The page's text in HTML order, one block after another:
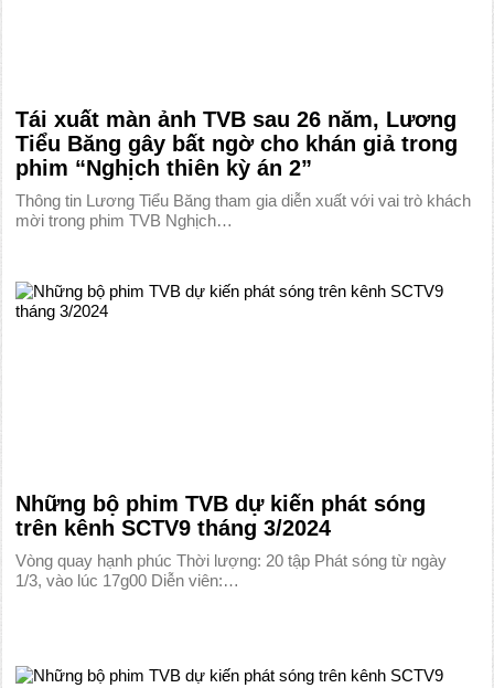
Tái xuất màn ảnh TVB sau 26 năm, Lương
Tiểu Băng gây bất ngờ cho khán giả trong
phim “Nghịch thiên kỳ án 2”
Thông tin Lương Tiểu Băng tham gia diễn xuất với vai trò khách
mời trong phim TVB Nghịch…
Những bộ phim TVB dự kiến phát sóng
trên kênh SCTV9 tháng 3/2024
Vòng quay hạnh phúc Thời lượng: 20 tập Phát sóng từ ngày
1/3, vào lúc 17g00 Diễn viên:…